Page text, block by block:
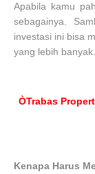
Apabila kamu
sebagainya.
investasi ini bisa
yang lebih banyak.
ÒTrabas
Kenapa Harus